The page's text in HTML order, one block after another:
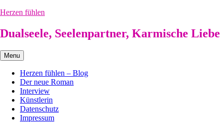
Skip
content
Herzen fühlen
Dualseele, Seelenpartner, Karmische Liebe
Menu
Herzen fühlen – Blog
Der neue Roman
Interview
Künstlerin
Datenschutz
Impressum